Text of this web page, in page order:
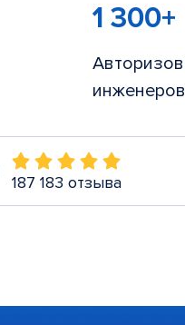
1 300+
инженеров
187 183 отзыва